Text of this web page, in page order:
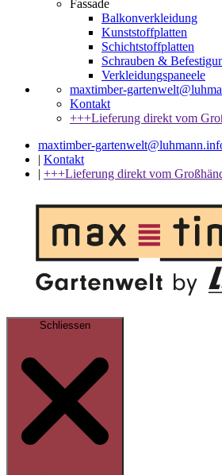
Fassade
Balkonverkleidung
Kunststoffplatten
Schichtstoffplatten
Schrauben &
Verkleidungspaneele
maxtimber-
Kontakt
+++Lieferung direkt vom
maxtimber-
| Kontakt
| +++Lieferung direkt vom
Schliessen